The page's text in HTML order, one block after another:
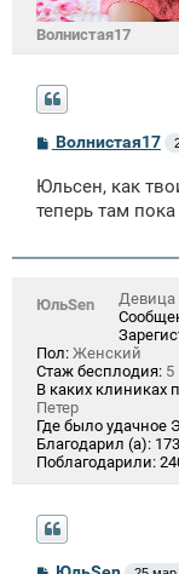
Волнистая17
С
о
б
щ
и
Волнистая17
Юльсен, как
теперь там
ЮльSen
Девица
Пол: Женский
Стаж бесплодия: 5
В каких клиниках
Петер
Где было удачное
Благодарил (а):
Поблагодарили:
С